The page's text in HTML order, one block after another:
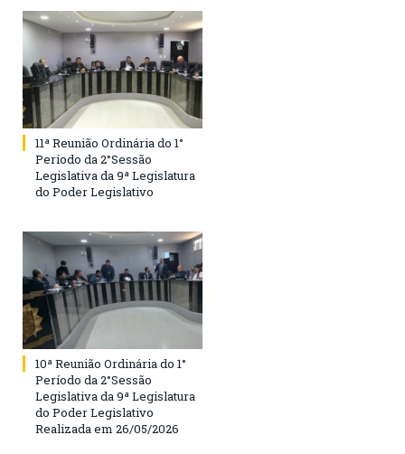
11ª Reunião Ordinária do 1°
Período da 2°Sessão
Legislativa da 9ª Legislatura
do Poder Legislativo
10ª Reunião Ordinária do 1°
Período da 2°Sessão
Legislativa da 9ª Legislatura
do Poder Legislativo
Realizada em 26/05/2026